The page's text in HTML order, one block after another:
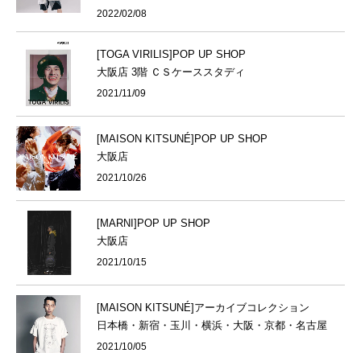
2022/02/08
[TOGA VIRILIS]POP UP SHOP
大阪店 3階 ＣＳケーススタディ
2021/11/09
[MAISON KITSUNÉ]POP UP SHOP
大阪店
2021/10/26
[MARNI]POP UP SHOP
大阪店
2021/10/15
[MAISON KITSUNÉ]アーカイブコレクション
日本橋・新宿・玉川・横浜・大阪・京都・名古屋
2021/10/05